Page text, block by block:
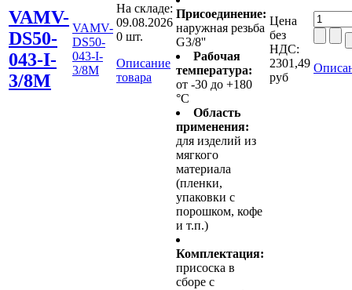
VAMV-
DS50-
043-I-
3/8M
VAMV-
DS50-
043-I-
3/8M
На складе:
09.08.2026
0 шт.
Описание
товара
Присоединение:
наружная резьба
G3/8''
Рабочая
температура:
от -30 до +180
°C
Область
применения:
для изделий из
мягкого
материала
(пленки,
упаковки с
порошком, кофе
и т.п.)
Комплектация:
присоска в
сборе с
Цена
без
НДС:
2301,49
руб